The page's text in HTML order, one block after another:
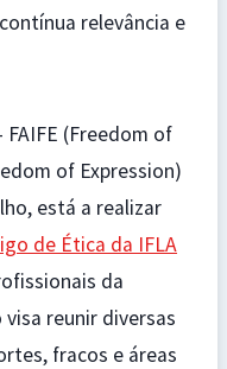
relevância e
(Freedom of
of Expression)
está a realizar
de Ética da IFLA
da
reunir diversas
fracos e áreas